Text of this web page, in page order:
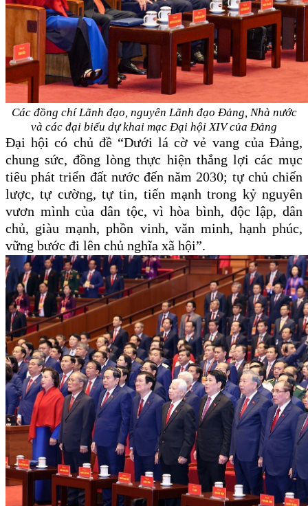
Các đồng chí Lãnh đạo, nguyên Lãnh đạo Đảng, Nhà nước
và các đại biểu dự khai mạc Đại hội XIV của Đảng
Đại hội có chủ đề “Dưới lá cờ vẻ vang của Đảng,
chung sức, đồng lòng thực hiện thắng lợi các mục
tiêu phát triển đất nước đến năm 2030; tự chủ chiến
lược, tự cường, tự tin, tiến mạnh trong kỷ nguyên
vươn mình của dân tộc, vì hòa bình, độc lập, dân
chủ, giàu mạnh, phồn vinh, văn minh, hạnh phúc,
vững bước đi lên chủ nghĩa xã hội”.